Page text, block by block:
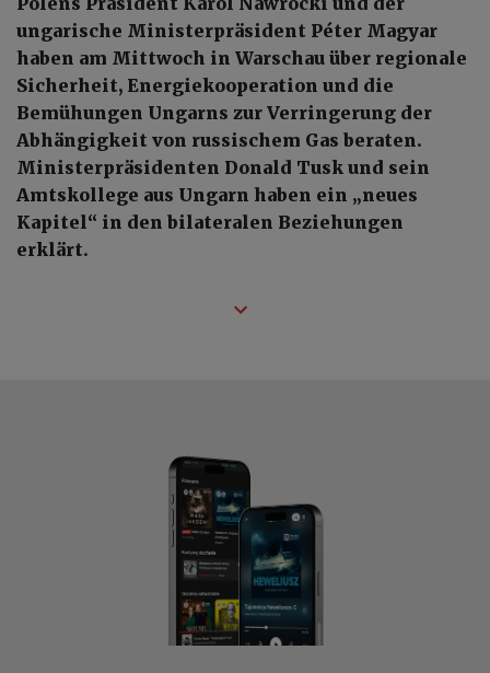
ungarische Ministerpräsident Péter Magyar
haben am Mittwoch in Warschau über regionale
Sicherheit, Energiekooperation und die
Bemühungen Ungarns zur Verringerung der
Abhängigkeit von russischem Gas beraten.
Ministerpräsidenten Donald Tusk und sein
Amtskollege aus Ungarn haben ein „neues
Kapitel“ in den bilateralen Beziehungen
erklärt.